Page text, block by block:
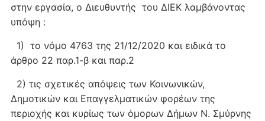
στην εργασία, ο Διευθυντής του ΔΙΕΚ λαμβάνοντας
υπόψη :
1) το νόμο 4763 της 21/12/2020 και ειδικά το
άρθρο 22 παρ.1-β και παρ.2
2) τις σχετικές απόψεις των Κοινωνικών,
Δημοτικών και Επαγγελματικών φορέων της
περιοχής και κυρίως των όμορων Δήμων Ν. Σμύρνης